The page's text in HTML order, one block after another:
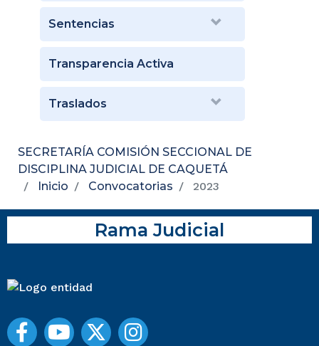
Sentencias
Transparencia Activa
Traslados
SECRETARÍA COMISIÓN SECCIONAL DE
DISCIPLINA JUDICIAL DE CAQUETÁ
Inicio
Convocatorias 2023
Rama Judicial